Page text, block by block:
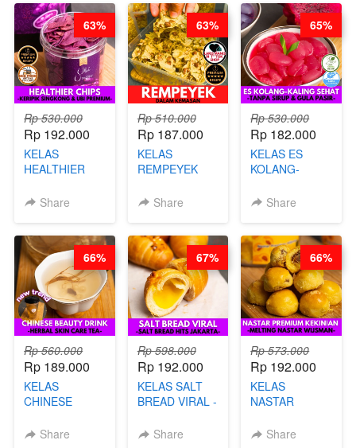
Rp 530.000
Rp 192.000
KELAS
HEALTHIER
KERIPIK
BY CHEF DITA
Share
63%
Rp 510.000
Rp 187.000
KELAS
REMPEYEK
KEMASAN - BY
Share
63%
Rp 530.000
Rp 182.000
KELAS ES
KOLANG-
- TANPA SIRUP
Share
65%
Rp 560.000
Rp 189.000
KELAS
CHINESE
- HERBAL SKIN
Share
66%
Rp 598.000
Rp 192.000
KELAS SALT
BREAD VIRAL -
HITS JAKARTA
Share
67%
Rp 573.000
Rp 192.000
KELAS
NASTAR
KEKINIAN -
Share
66%